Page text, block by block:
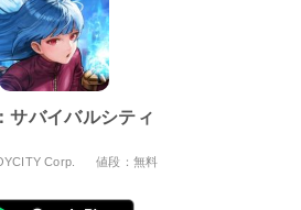
サバイバルシティ
Corp. 値段：無料